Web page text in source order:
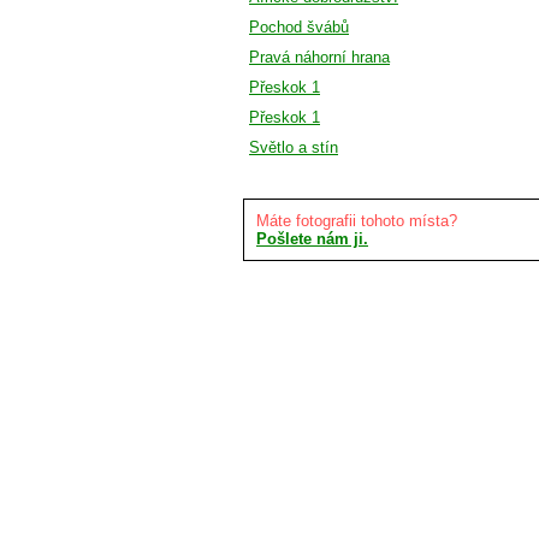
Pochod švábů
Pravá náhorní hrana
Přeskok 1
Přeskok 1
Světlo a stín
Máte fotografii tohoto místa?
Pošlete nám ji.